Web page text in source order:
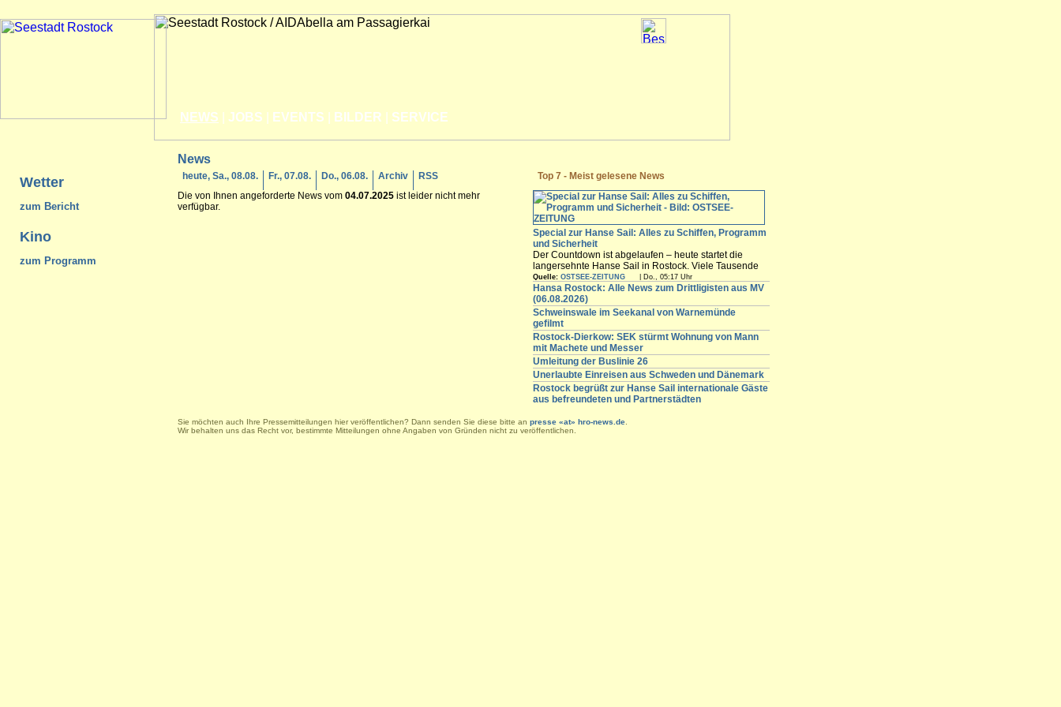
NEWS JOBS EVENTS BILDER SERVICE
Wetter
zum Bericht
Kino
zum Programm
News
Top 7 - Meist gelesene News
Special zur Hanse Sail: Alles zu Schiffen, Programm
und Sicherheit
Der Countdown ist abgelaufen – heute startet die
langersehnte Hanse Sail in Rostock. Viele Tausende
Besucher werden in den nächsten Tagen erwartet und
freuen sich auf die maritimen Angebote in der
Innenstadt,...
Quelle: OSTSEE-ZEITUNG | Do., 05:17 Uhr
Hansa Rostock: Alle News zum Drittligisten aus MV
(06.08.2026)
Schweinswale im Seekanal von Warnemünde
gefilmt
Rostock-Dierkow: SEK stürmt Wohnung von Mann
mit Machete und Messer
Umleitung der Buslinie 26
Unerlaubte Einreisen aus Schweden und Dänemark
Rostock begrüßt zur Hanse Sail internationale Gäste
aus befreundeten und Partnerstädten
heute, Sa., 08.08. Fr., 07.08. Do., 06.08. Archiv
RSS
Die von Ihnen angeforderte News vom 04.07.2025 ist leider nicht mehr
verfügbar.
Sie möchten auch Ihre Pressemitteilungen hier veröffentlichen? Dann senden Sie diese bitte an presse «at» hro-news.de
Wir behalten uns das Recht vor, bestimmte Mitteilungen ohne Angaben von Gründen nicht zu veröffentlichen.